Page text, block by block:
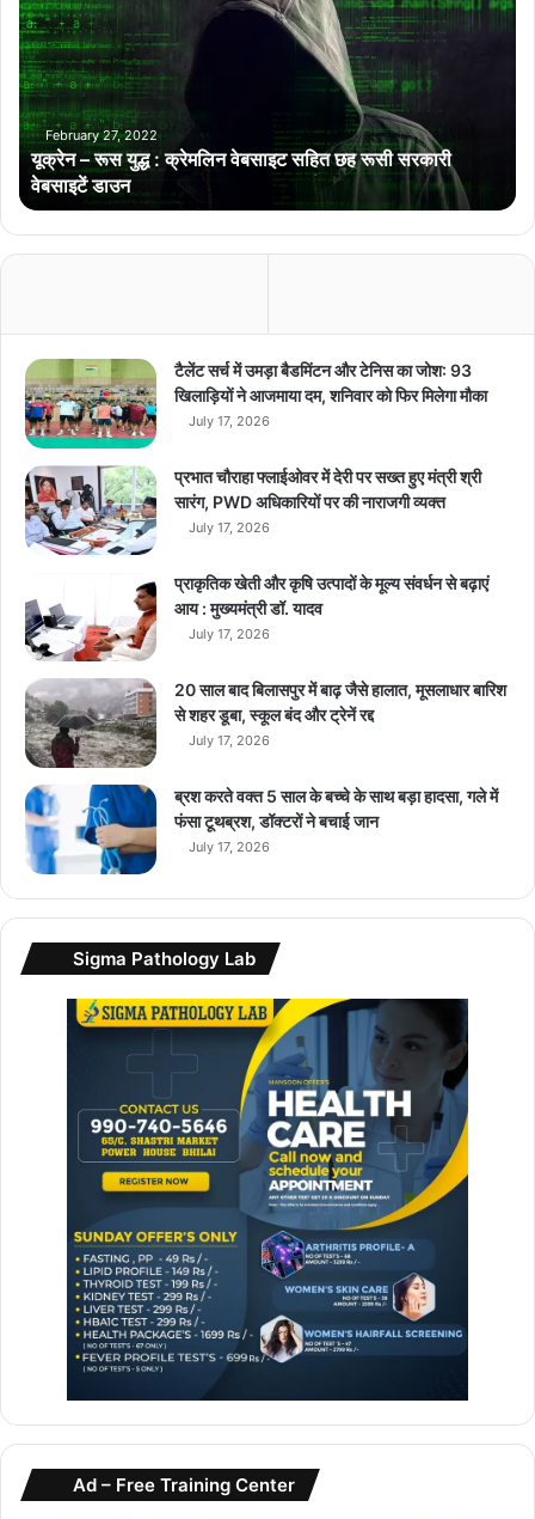
न
–
रू
स
यु
द्ध
क्रे
म
लि
सा
ट
स
हि
छ
ह
रू
र
का
वे
ब
सा
डा
उ
न
February 27, 2022
यूक्रेन – रूस युद्ध : क्रेमलिन वेबसाइट सहित छह रूसी सरकारी
वेबसाइटें डाउन
टैलेंट सर्च में उमड़ा बैडमिंटन और टेनिस का जोश: 93
खिलाड़ियों ने आजमाया दम, शनिवार को फिर मिलेगा मौका
July 17, 2026
प्रभात चौराहा फ्लाईओवर में देरी पर सख्त हुए मंत्री श्री
सारंग, PWD अधिकारियों पर की नाराजगी व्यक्त
July 17, 2026
प्राकृतिक खेती और कृषि उत्पादों के मूल्य संवर्धन से बढ़ाएं
आय : मुख्यमंत्री डॉ. यादव
July 17, 2026
20 साल बाद बिलासपुर में बाढ़ जैसे हालात, मूसलाधार बारिश
से शहर डूबा, स्कूल बंद और ट्रेनें रद्द
July 17, 2026
ब्रश करते वक्त 5 साल के बच्चे के साथ बड़ा हादसा, गले में
फंसा टूथब्रश, डॉक्टरों ने बचाई जान
July 17, 2026
Sigma Pathology Lab
Ad – Free Training Center